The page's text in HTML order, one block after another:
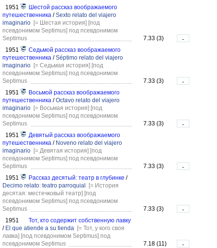
1951
Шестой рассказ воображаемого
путешественника /Sexto relato del viajero
imaginario [= Шестая история] [под
псевдонимом Septimus] под псевдонимом
Septimus
7.33 (3)
-
1951
Седьмой рассказ воображаемого
путешественника /Séptimo relato del viajero
imaginario [= Седьмая история] [под
псевдонимом Septimus] под псевдонимом
Septimus
7.33 (3)
-
1951
Восьмой рассказ воображаемого
путешественника /Octavo relato del viajero
imaginario [= Восьмая история] [под
псевдонимом Septimus] под псевдонимом
Septimus
7.33 (3)
-
1951
Девятый рассказ воображаемого
путешественника / Noveno relato del viajero
imaginario [= Девятая история] [под
псевдонимом Septimus] под псевдонимом
Septimus
7.33 (3)
-
1951
Рассказ десятый: театр в глубинке /
Decimo relato: teatro parroquial
[= История
десятая: местечковый театр] [под
псевдонимом Septimus] под псевдонимом
Septimus
7.33 (3)
-
1951
Тот, кто содержит собственную лавку
/ El que atiende a su tienda [= Тот, у кого своя
лавка] [под псевдонимом Septimus] под
псевдонимом Septimus
7.18 (11)
-